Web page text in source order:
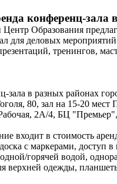
конференц-зала
Центр Образования
для деловых
тренингов,
зала в разных районах
80, зал на 15-20
2А/4, БЦ "Премьер",
входит в стоимость
с маркерами, доступ
горячей водой,
верхней одежды,